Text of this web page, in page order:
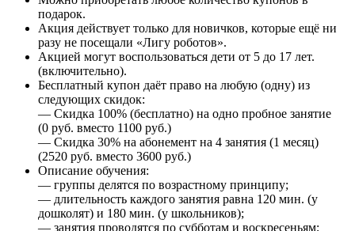
подарок.
Акция действует только для новичков, которые ещё ни
разу не посещали «Лигу роботов».
Акцией могут воспользоваться дети от 5 до 17 лет.
(включительно).
Бесплатный купон даёт право на любую (одну) из
следующих скидок:
— Cкидка 100% (бесплатно) на одно пробное занятие
(0 руб. вместо 1100 руб.)
— Cкидка 30% на абонемент на 4 занятия (1 месяц)
(2520 руб. вместо 3600 руб.)
Описание обучения:
— группы делятся по возрастному принципу;
— длительность каждого занятия равна 120 мин. (у
дошколят) и 180 мин. (у школьников);
— занятия проводятся по субботам и воскресеньям;